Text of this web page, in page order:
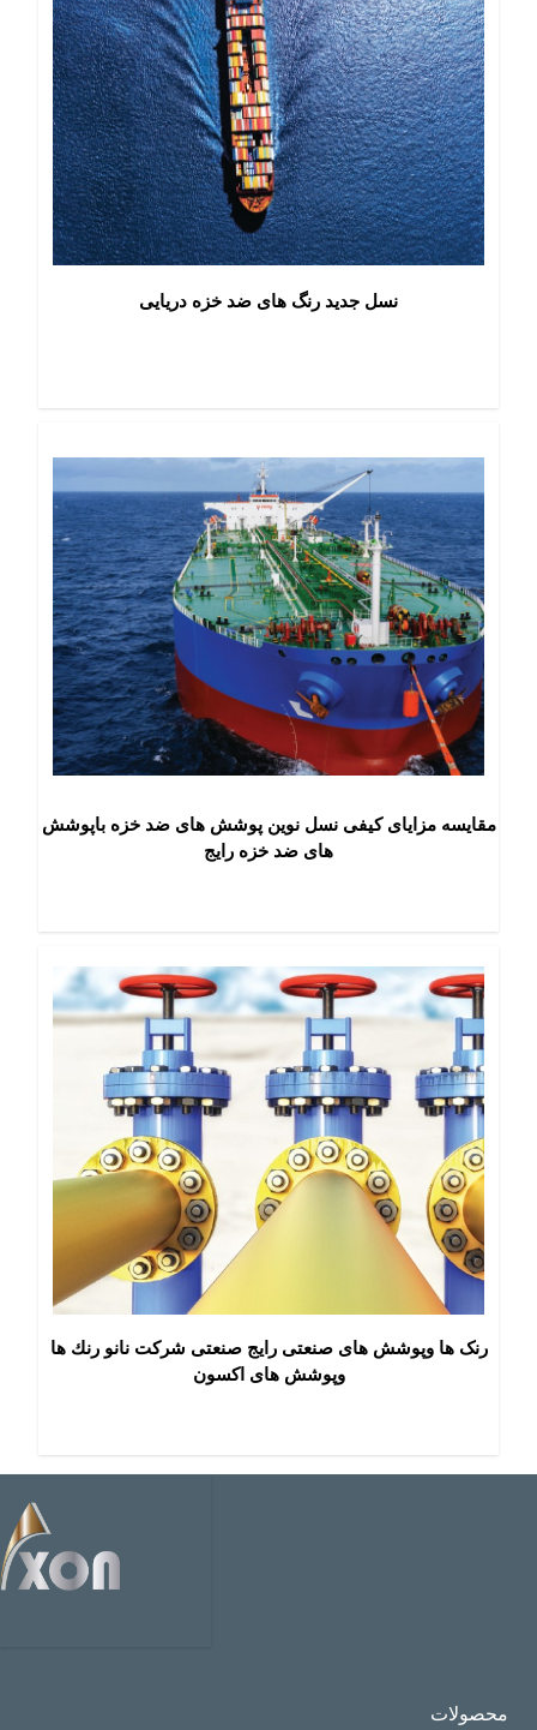
نسل جدید رنگ های ضد خزه دریایی
مقايسه مزاياى كيفی نسل نوين پوشش های ضد خزه باپوشش
هاى ضد خزه رايج
رنک ها وپوشش هاى صنعتى رايج صنعتى شركت نانو رنك ها
وپوشش های اكسون
محصولات